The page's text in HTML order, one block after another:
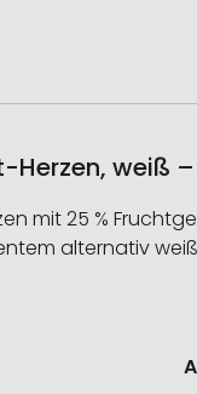
Herzen, weiß
mit 25 %
alternativ